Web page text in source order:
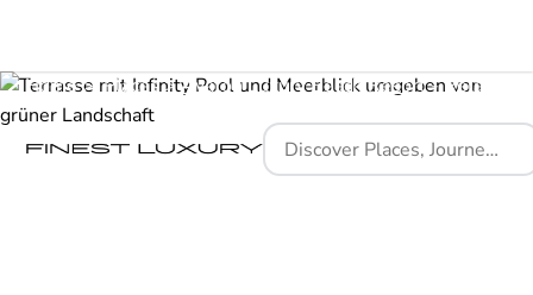
Home Places Avaton Luxury Beach Resort - Relais & Chateaux